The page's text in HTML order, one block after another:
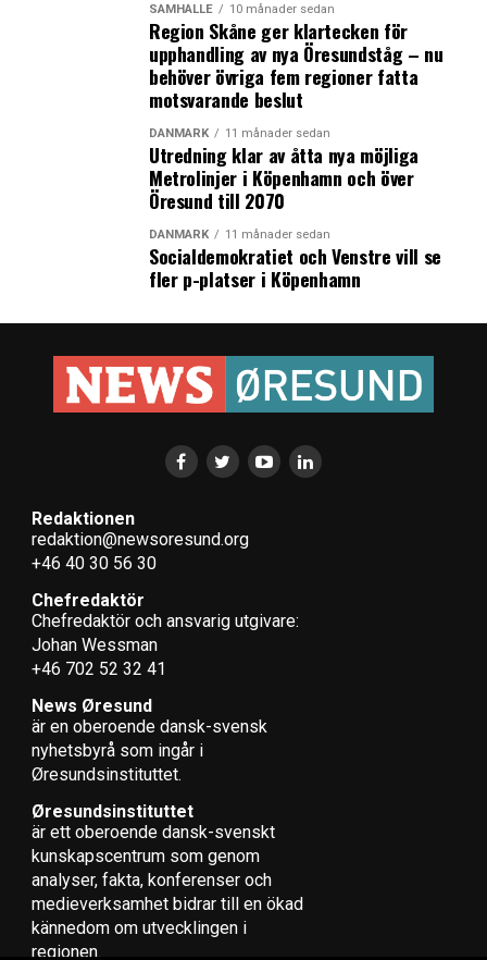
SAMHÄLLE 10 månader sedan
Region Skåne ger klartecken för
upphandling av nya Öresundståg – nu
behöver övriga fem regioner fatta
motsvarande beslut
DANMARK 11 månader sedan
Utredning klar av åtta nya möjliga
Metrolinjer i Köpenhamn och över
Öresund till 2070
DANMARK 11 månader sedan
Socialdemokratiet och Venstre vill se
fler p-platser i Köpenhamn
Redaktionen
redaktion@newsoresund.org
+46 40 30 56 30
Chefredaktör
Chefredaktör och ansvarig utgivare:
Johan Wessman
+46 702 52 32 41
News Øresund
är en oberoende dansk-svensk
nyhets­byrå som ingår i
Øresundsinstituttet.
Øresundsinstituttet
är ett oberoende dansk-svenskt
kunskapscentrum som genom
analyser, fakta, konferenser och
medieverksamhet bidrar till en ökad
kännedom om utvecklingen i
regionen.